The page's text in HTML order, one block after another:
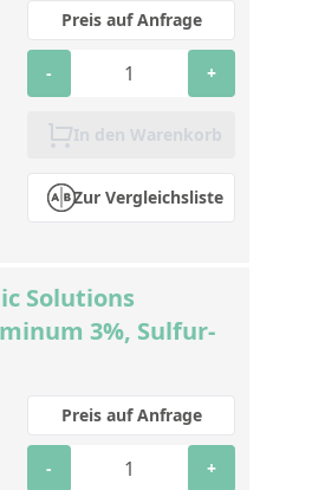
Zur Vergleichsliste
Preis auf Anfrage
- +
In den Warenkorb
Solutions
3%, Sulfur-
Preis auf Anfrage
- +